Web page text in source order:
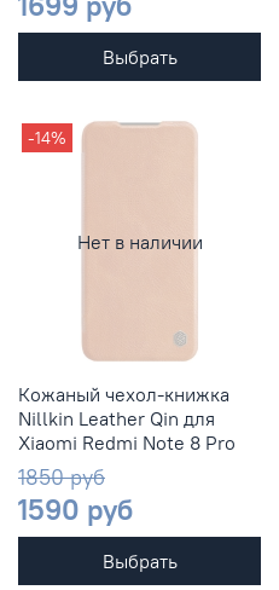
Выбрать
Нет в наличии
-14%
Кожаный чехол-книжка
Nillkin Leather Qin для
Xiaomi Redmi Note 8 Pro
1850 руб
1590 руб
Выбрать